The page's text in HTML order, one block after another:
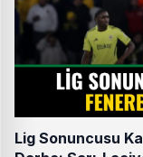
Lig Sonuncusu